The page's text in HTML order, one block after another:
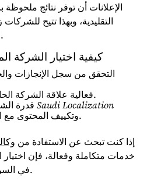
الإعلانات أن توفر نتائج
التقليدية، وبهذا تتيح للشركات
التسويقية بشكل أكثر فاعلية.
كيفية اختيار الشركة
التحقق من سجل الإنجازات
فعالية علاقة الشركة الحالية مع عملائها.
Saudi Localization
وتكييف المحتوى مع الثقافة المحلية.
إذا كنت تبحث عن الاستفادة من
خدمات متكاملة وفعالة، فإن
في السوق السعودي يعد خطوة ذكية.